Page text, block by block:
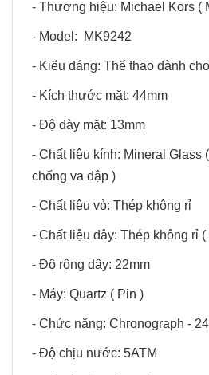
- Thương hiệu: Michael Kors (
- Model: MK9242
- Kiểu dáng: Thể thao dành
- Kích thước mặt: 44mm
- Độ dày mặt: 13mm
- Chất liệu kính: Mineral Glass
chống va đập )
- Chất liệu vỏ: Thép không rỉ
- Chất liệu dây: Thép không rỉ (
- Độ rộng dây: 22mm
- Máy: Quartz ( Pin )
- Chức năng: Chronograph -
- Độ chịu nước: 5ATM